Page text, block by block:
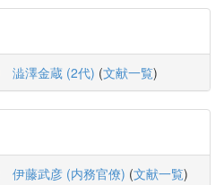
澁澤金蔵 (2代) (文献一覧)
伊藤武彦 (内務官僚) (文献一覧)